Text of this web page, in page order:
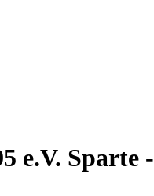
e.V. Sparte -